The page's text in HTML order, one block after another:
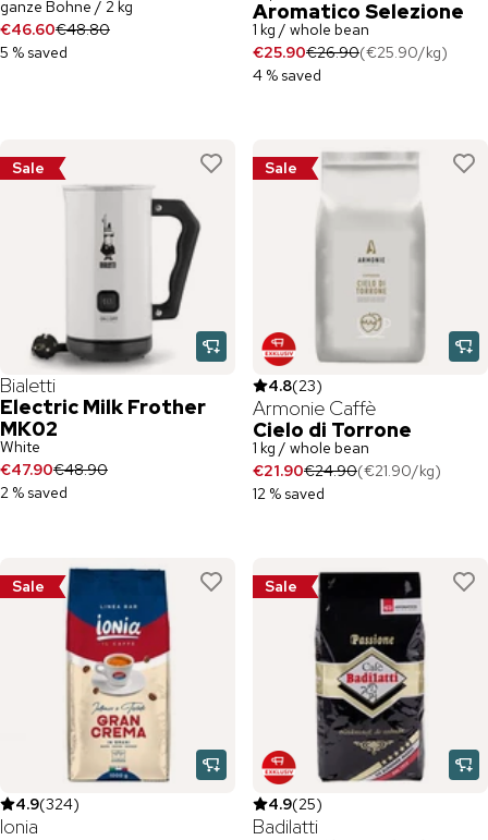
ganze Bohne / 2 kg
€46.60€48.80
5 % saved
Aromatico Selezione
1 kg / whole bean
€25.90€26.90(€25.90/kg)
4 % saved
Sale
Bialetti
Electric Milk Frother
MK02
White
€47.90€48.90
2 % saved
Sale
4.8(23)
Armonie Caffè
Cielo di Torrone
1 kg / whole bean
€21.90€24.90(€21.90/kg)
12 % saved
Sale
4.9(324)
Ionia
Sale
4.9(25)
Badilatti